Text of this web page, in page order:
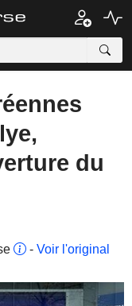
du
- Voir l'original